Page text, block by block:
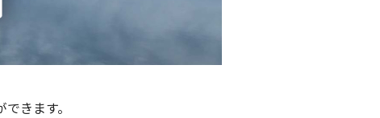
きます。